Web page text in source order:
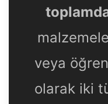
veya
olarak iki